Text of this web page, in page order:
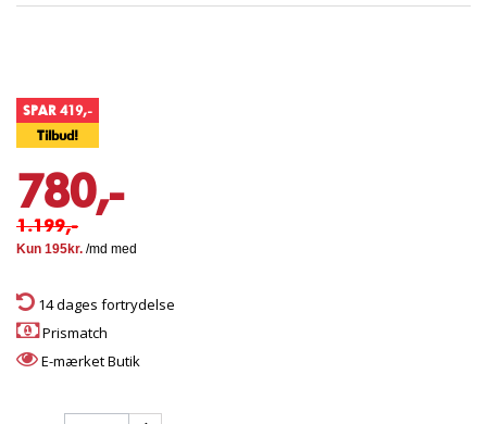
SPAR 419,-
Tilbud!
780,-
1.199,-
14 dages fortrydelse
Prismatch
E-mærket Butik